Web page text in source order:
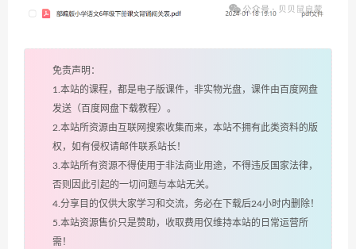
免责声明：
1.本站的课程，都是电子版课件，非实物光盘，课件由百度网盘
发送（百度网盘下载教程）。
2.本站所资源由互联网搜索收集而来，本站不拥有此类资料的版
权，如有侵权请邮件联系站长！
3.本站所有资源不得使用于非法商业用途，不得违反国家法律，
否则因此引起的一切问题与本站无关。
4.分享目的仅供大家学习和交流，务必在下载后24小时内删除！
5.本站资源售价只是赞助，收取费用仅维持本站的日常运营所
需！